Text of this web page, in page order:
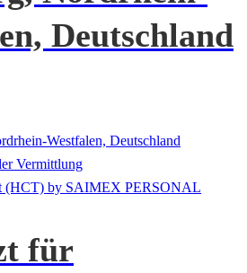
Deutschland
Westfalen, Deutschland
Vermittlung
für